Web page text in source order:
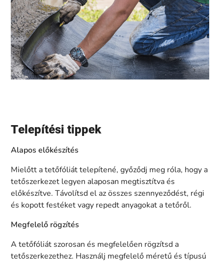
Telepítési tippek
Alapos előkészítés
Mielőtt a tetőfóliát telepítené, győződj meg róla, hogy a
tetőszerkezet legyen alaposan megtisztítva és
előkészítve. Távolítsd el az összes szennyeződést, régi
és kopott festéket vagy repedt anyagokat a tetőről.
Megfelelő rögzítés
A tetőfóliát szorosan és megfelelően rögzítsd a
tetőszerkezethez. Használj megfelelő méretű és típusú